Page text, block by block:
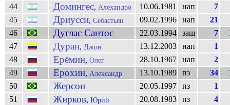
44
Домингес, Алехандро 10.06.1981 нап
7
45
Дриусси, Себастьян 09.02.1996 нап
21
46
Дуглас Сантос 22.03.1994 защ 7
47
Дуран, Джон 13.12.2003 нап
1
48
Ерёмин, Олег 28.10.1967 нап
2
49
Ерохин, Александр 13.10.1989 пз 34
50
Жерсон 20.05.1997 пз
1
51
Жирков, Юрий 20.08.1983 пз
4